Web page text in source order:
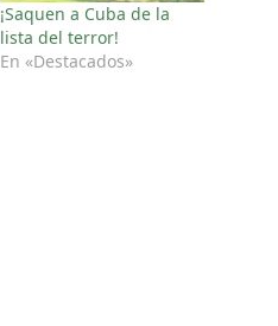
¡Saquen a Cuba de la
lista del terror!
En «Destacados»